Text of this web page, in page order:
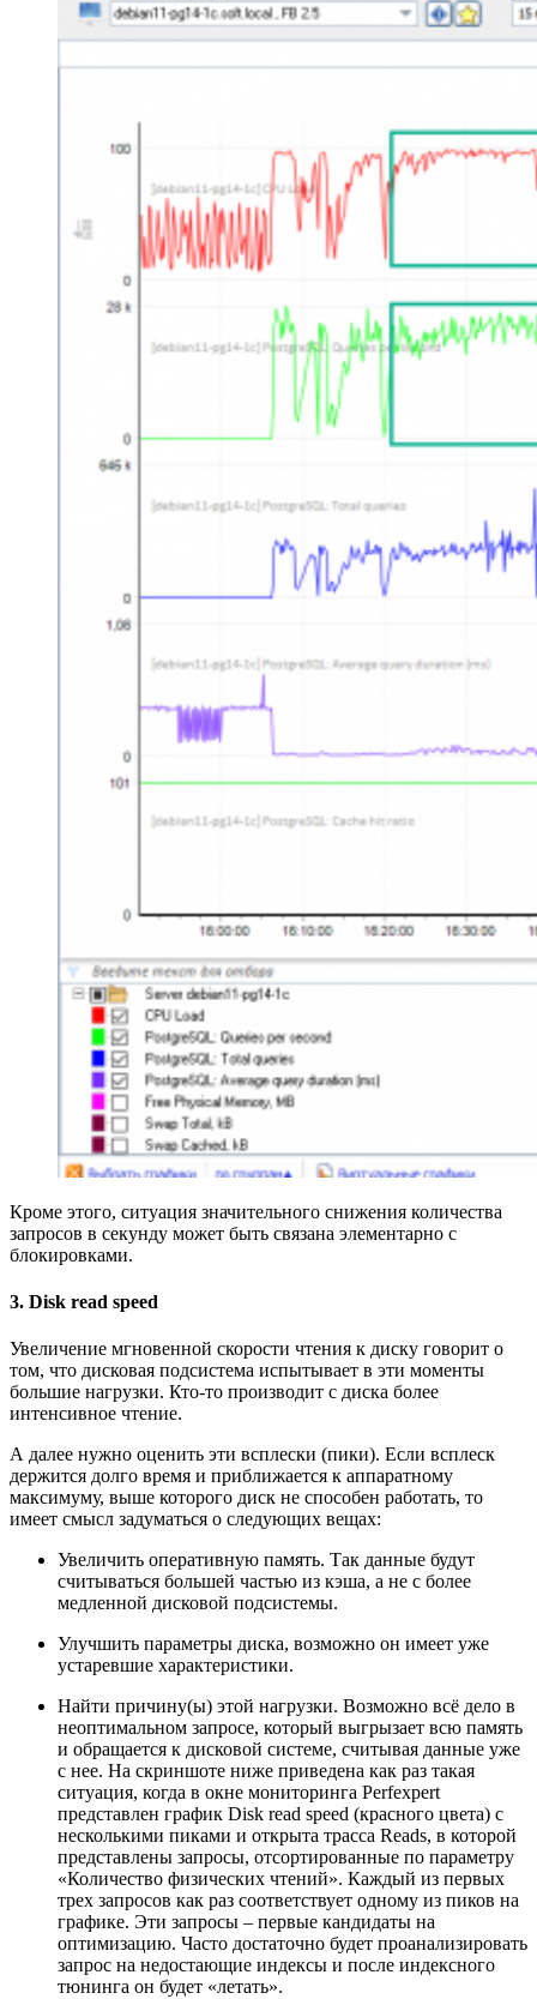
Кроме этого, ситуация значительного снижения количества
запросов в секунду может быть связана элементарно с
блокировками.
3. Disk read speed
Увеличение мгновенной скорости чтения к диску говорит о
том, что дисковая подсистема испытывает в эти моменты
большие нагрузки. Кто-то производит с диска более
интенсивное чтение.
А далее нужно оценить эти всплески (пики). Если всплеск
держится долго время и приближается к аппаратному
максимуму, выше которого диск не способен работать, то
имеет смысл задуматься о следующих вещах:
Увеличить оперативную память. Так данные будут
считываться большей частью из кэша, а не с более
медленной дисковой подсистемы.
Улучшить параметры диска, возможно он имеет уже
устаревшие характеристики.
Найти причину(ы) этой нагрузки. Возможно всё дело в
неоптимальном запросе, который выгрызает всю память
и обращается к дисковой системе, считывая данные уже
с нее. На скриншоте ниже приведена как раз такая
ситуация, когда в окне мониторинга Perfexpert
представлен график Disk read speed (красного цвета) с
несколькими пиками и открыта трасса Reads, в которой
представлены запросы, отсортированные по параметру
«Количество физических чтений». Каждый из первых
трех запросов как раз соответствует одному из пиков на
графике. Эти запросы – первые кандидаты на
оптимизацию. Часто достаточно будет проанализировать
запрос на недостающие индексы и после индексного
тюнинга он будет «летать».